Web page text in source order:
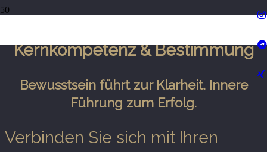
Kernkompetenz & Bestimmung
Bewusstsein führt zur Klarheit. Innere
Führung zum Erfolg.
Verbinden Sie sich mit Ihren